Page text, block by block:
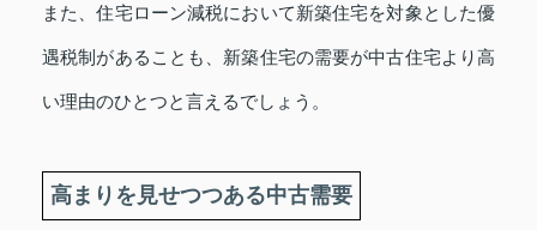
また、住宅ローン減税において新築住宅を対象とした優
遇税制があることも、新築住宅の需要が中古住宅より高
い理由のひとつと言えるでしょう。
高まりを見せつつある中古需要